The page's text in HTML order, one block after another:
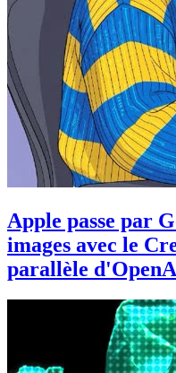
Apple passe par
images avec le
parallèle